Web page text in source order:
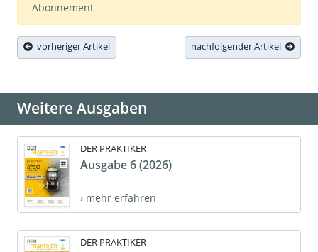
Abonnement
vorheriger Artikel nachfolgender Artikel
Weitere Ausgaben
DER PRAKTIKER
Ausgabe 6 (2026)
› mehr erfahren
DER PRAKTIKER